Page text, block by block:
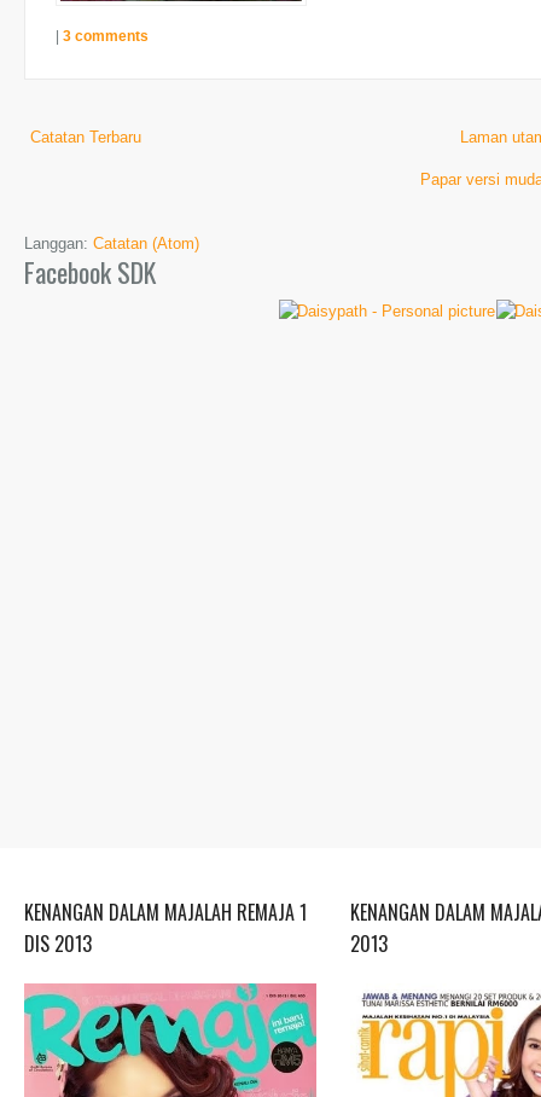
3 comments
Catatan Terbaru Laman
Papar versi
Langgan: Catatan (Atom)
Facebook SDK
KENANGAN DALAM MAJALAH REMAJA 1
DIS 2013
KENANGAN DALAM
2013